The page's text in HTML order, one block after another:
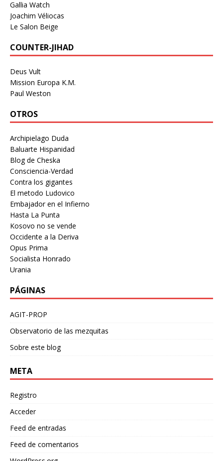
Gallia Watch
Joachim Véliocas
Le Salon Beige
COUNTER-JIHAD
Deus Vult
Mission Europa K.M.
Paul Weston
OTROS
Archipielago Duda
Baluarte Hispanidad
Blog de Cheska
Consciencia-Verdad
Contra los gigantes
El metodo Ludovico
Embajador en el Infierno
Hasta La Punta
Kosovo no se vende
Occidente a la Deriva
Opus Prima
Socialista Honrado
Urania
PÁGINAS
AGIT-PROP
Observatorio de las mezquitas
Sobre este blog
META
Registro
Acceder
Feed de entradas
Feed de comentarios